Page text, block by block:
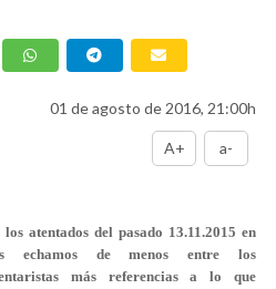
01 de agosto de 2016, 21:00h
A+ a-
los atentados del pasado 13.11.2015 en
echamos de menos entre los
más referencias a lo que